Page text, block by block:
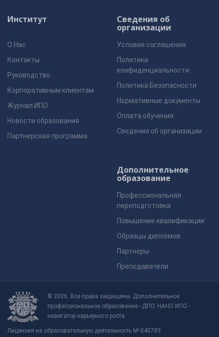
Институт
О Нас
Контакты
Руководство
Корпоративным клиентам
Журнал ИПО
Новости образования
Партнерская программа
Сведения об
организации
Условия соглашения
Политика
конфиденциальности
Политика Безопасности
Нормативные документы
Оплата обучения
Сведения об организации
Дополнительное
образование
Профессиональная
переподготовка
Повышение квалификации
Образцы дипломов
Партнеры
Преподаватели
© 2026. Все права защищены. Дополнительное
профессиональное образование - ДПО. НАНО ИПО -
навигатор карьерного роста.
Лицензия на образовательную деятельность № 040789